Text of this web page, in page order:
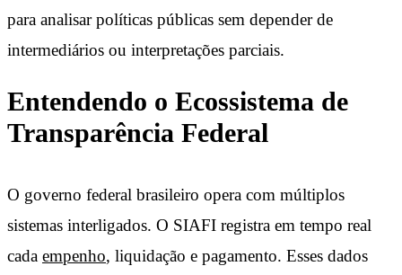
para analisar políticas públicas sem depender de
intermediários ou interpretações parciais.
Entendendo o Ecossistema de
Transparência Federal
O governo federal brasileiro opera com múltiplos
sistemas interligados. O SIAFI registra em tempo real
cada empenho, liquidação e pagamento. Esses dados